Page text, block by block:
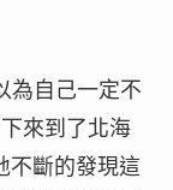
為自己一定不
來到了北海
不斷的發現這